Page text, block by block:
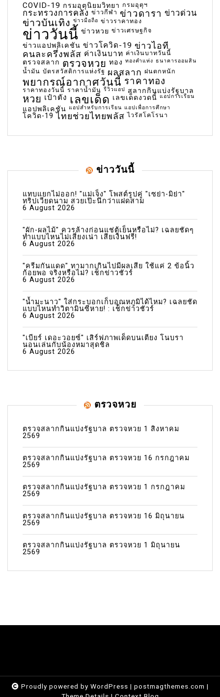
COVID-19 กรมอุตุนิยมวิทยา กรมอุตุฯ
กระทรวงการคลัง ข่าวกีฬา ข่าวดารา ข่าวด่วน
ข่าวบันเทิง ข่าวมือถือ ข่าวราคาทอง
ข่าววันนี้ ข่าวหวย ข่าวเศรษฐกิจ
ข่าวแอปพลิเคชัน ข่าวโควิด-19 ข่าวไอที
คนละครึ่งพลัส ค่าเงินบาท ค่าเงินบาทวันนี้
ตรวจสลาก ตรวจหวย ทอง ทองคำแท่ง ธนาคารออมสิน
น้ำมัน บัตรสวัสดิการแห่งรัฐ ผลสลาก ฝนตกหนัก
พยากรณ์อากาศวันนี้ ราคาทอง
ราคาทองวันนี้ ราคาน้ำมัน รีวิวแอป สลากกินแบ่งรัฐบาล
หวย เป๋าตัง เลขเด็ด เลขเด็ดงวดนี้ แอปการเรียน
แอปพลิเคชัน แอปสำหรับการเรียน แอปเพื่อการศึกษา
โควิด-19 ไทยช่วยไทยพลัส ไวรัสโคโรนา
ข่าววันนี้
แทบแยกไม่ออก! "แม่เจ็ง" โพสต์รูปคู่ "เซย่า-มิย่า"
ทริปเวียดนาม สวยเป๊ะนึกว่าแฝดสาม
6 August 2026
"ผัก-ผลไม้" ควรล้างก่อนแช่ตู้เย็นหรือไม่? เฉลยชัดๆ
ทำแบบไหนไม่เสี่ยงเน่า เสียเงินฟรี!
6 August 2026
"ครีมกันแดด" ทามากเกินไปมีผลเสีย ใช้แค่ 2 ข้อนิ้ว
ก้อยพอ จริงหรือไม่? เช็กข่าวชัวร์
6 August 2026
"น้ำมะนาว" ใส่กระบอกเก็บอุณหภูมิได้ไหม? เฉลยชัด
แบบไหนทำวิตามินซีหาย! : เช็กข่าวชัวร์
6 August 2026
"เบียร์ เดอะวอยซ์" เสิร์ฟภาพเด็ดบนเตียง โนบรา
นอนเล่นกับน้องหมาสุดชิล
6 August 2026
ตรวจหวย
ตรวจสลากกินแบ่งรัฐบาล ตรวจหวย 1 สิงหาคม
2569
ตรวจสลากกินแบ่งรัฐบาล ตรวจหวย 16 กรกฎาคม
2569
ตรวจสลากกินแบ่งรัฐบาล ตรวจหวย 1 กรกฎาคม
2569
ตรวจสลากกินแบ่งรัฐบาล ตรวจหวย 16 มิถุนายน
2569
ตรวจสลากกินแบ่งรัฐบาล ตรวจหวย 1 มิถุนายน
2569
Proudly powered by WordPress | postmagthemes.com |